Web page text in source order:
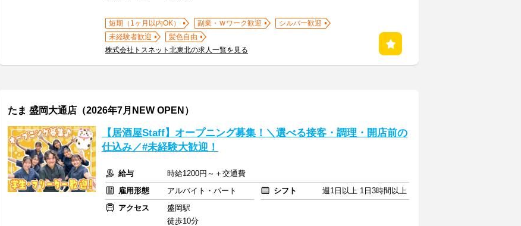
短期（1ヶ月以内OK） 副業・Ｗワーク歓迎
シルバー歓迎
未経験者歓迎
髪色自由
株式会社トスネット北東北の求人一覧を見る
たま 盛岡大通店（2026年7月NEW OPEN）
【居酒屋Staff】オープニング募集！＼選べる接客・調理・開店前の
仕込み／#未経験大歓迎！
給与
時給1200円～＋交通費
雇用形態
アルバイト・パート シフト
週1日以上 1日3時間以上
アクセス
盛岡駅
徒歩10分